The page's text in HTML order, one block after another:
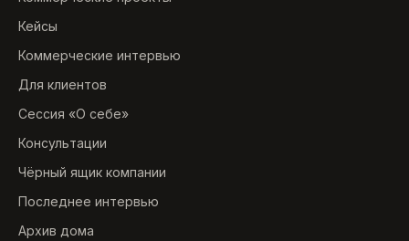
Кейсы
Коммерческие интервью
Для клиентов
Сессия «О себе»
Консультации
Чёрный ящик компании
Последнее интервью
Архив дома